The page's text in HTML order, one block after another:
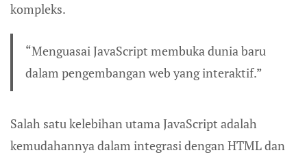
kompleks.
“Menguasai JavaScript membuka dunia baru
dalam pengembangan web yang interaktif.”
Salah satu kelebihan utama JavaScript adalah
kemudahannya dalam integrasi dengan HTML dan